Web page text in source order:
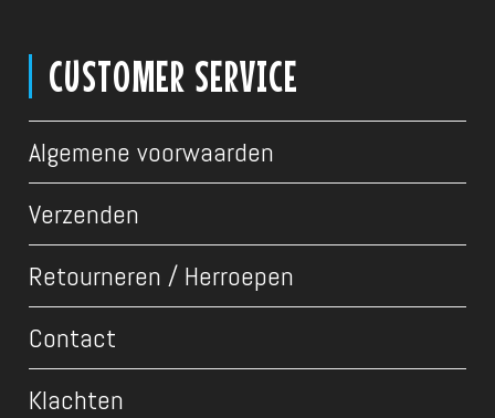
CUSTOMER SERVICE
Algemene voorwaarden
Verzenden
Retourneren / Herroepen
Contact
Klachten